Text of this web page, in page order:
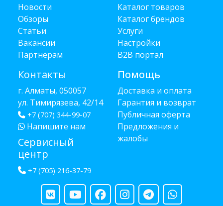
Новости
Обзоры
Статьи
Вакансии
Партнёрам
Контакты
г. Алматы, 050057
ул. Тимирязева, 42/14
+7 (707) 344-99-07
Напишите нам
Сервисный
центр
+7 (705) 216-37-79
Каталог товаров
Каталог брендов
Услуги
Настройки
B2B портал
Помощь
Доставка и оплата
Гарантия и возврат
Публичная оферта
Предложения и
жалобы